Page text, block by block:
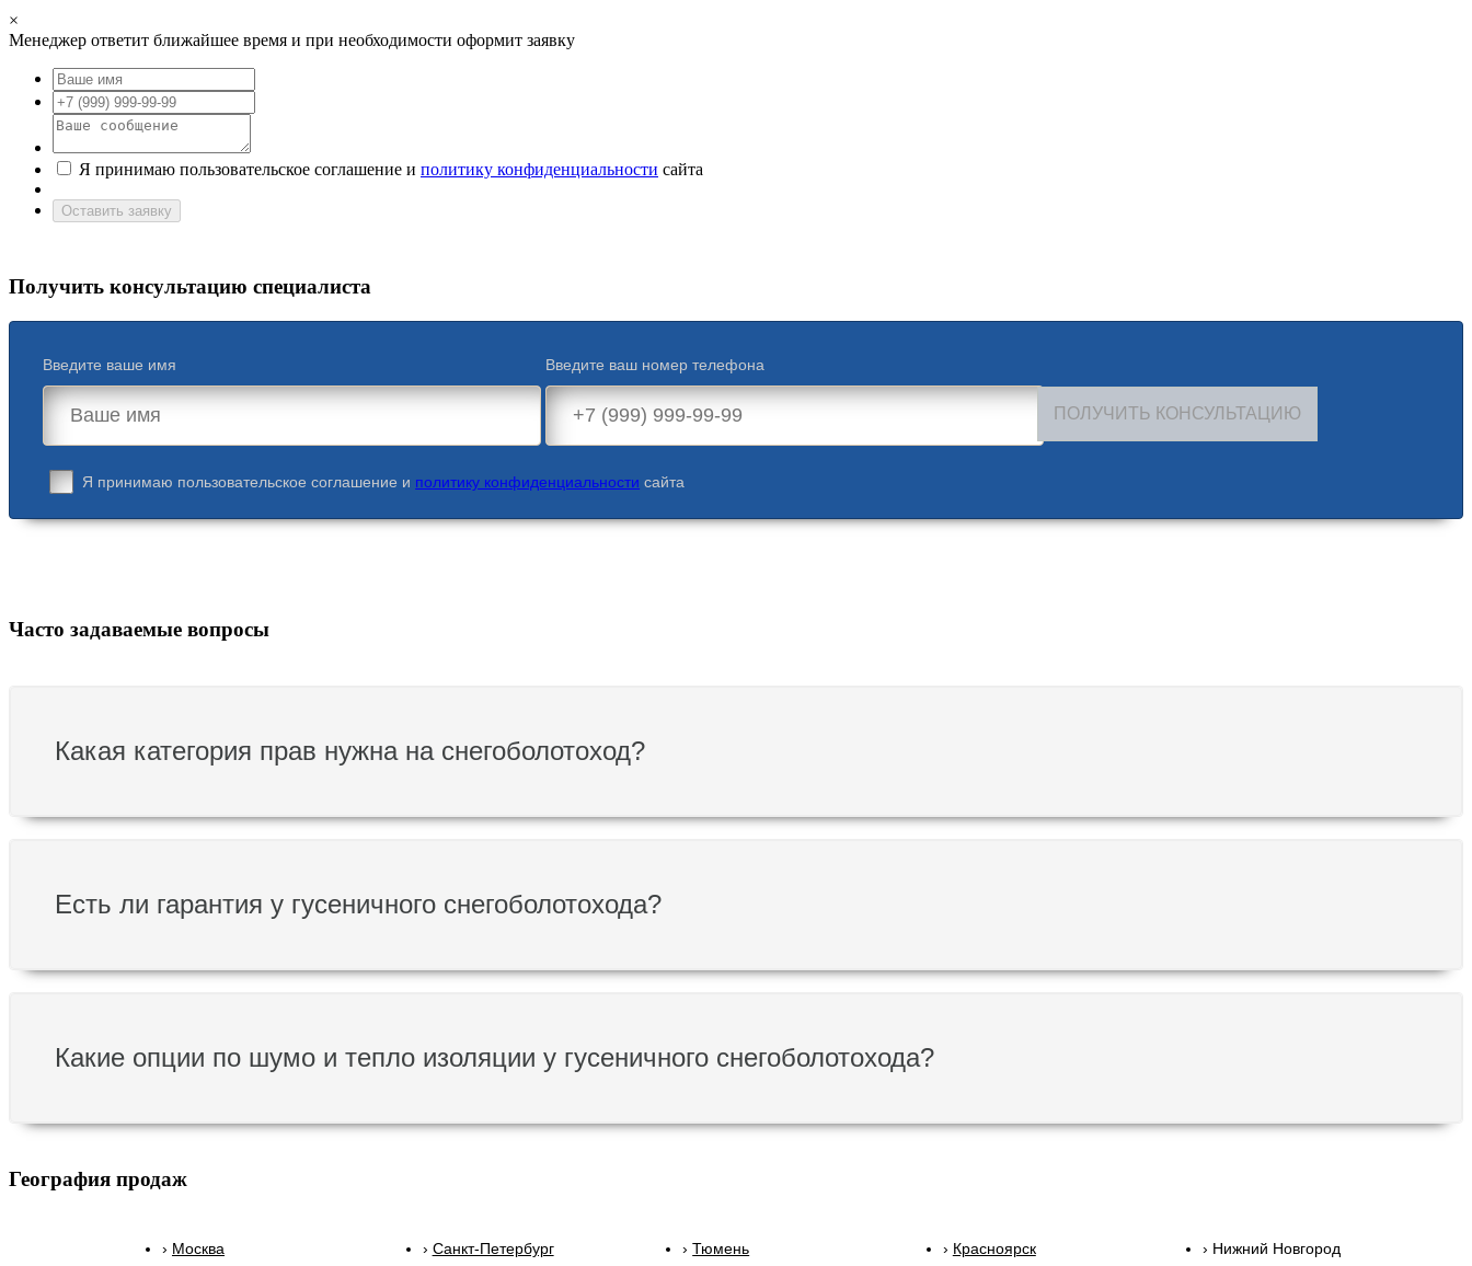
×
Менеджер ответит ближайшее время и при необходимости оформит заявку
Я принимаю пользовательское соглашение и политику конфиденциальности сайта
Оставить заявку
Получить консультацию специалиста
Введите ваше имя Введите ваш номер телефона
ПОЛУЧИТЬ КОНСУЛЬТАЦИЮ
Я принимаю пользовательское соглашение и политику конфиденциальности сайта
Часто задаваемые вопросы
Какая категория прав нужна на снегоболотоход?
Есть ли гарантия у гусеничного снегоболотохода?
Какие опции по шумо и тепло изоляции у гусеничного снегоболотохода?
География продаж
Москва Санкт-Петербург Тюмень Красноярск Нижний Новгород